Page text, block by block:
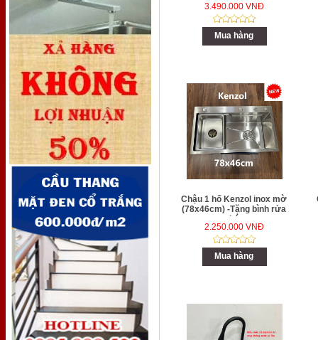
3.490.000 VNĐ
Mua hàng
Chậu 1 hố Kenzol inox mờ
(78x46cm) -Tặng bình rửa
chén
2.250.000 VNĐ
Mua hàng